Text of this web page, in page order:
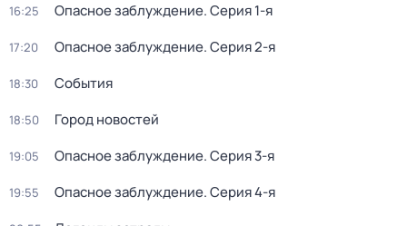
16:25 Опасное заблуждение. Серия 1-я
17:20 Опасное заблуждение. Серия 2-я
18:30 События
18:50 Город новостей
19:05 Опасное заблуждение. Серия 3-я
19:55 Опасное заблуждение. Серия 4-я